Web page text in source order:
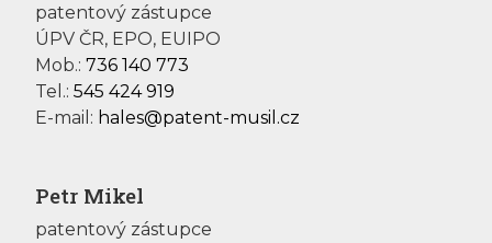
patentový zástupce
ÚPV ČR, EPO, EUIPO
Mob.: 736 140 773
Tel.: 545 424 919
E-mail: hales@patent-musil.cz
Petr Mikel
patentový zástupce